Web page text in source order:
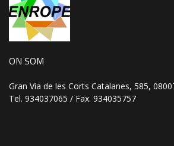
ON SOM
Gran Via de les Corts Catalanes, 585,
Tel. 934037065 / Fax. 934035757